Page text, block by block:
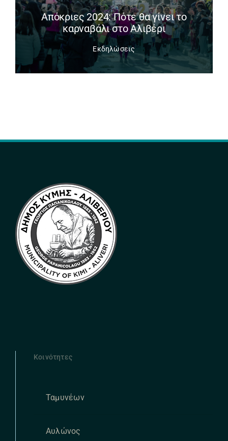
Απόκριες 2024: Πότε θα γίνει το
καρναβάλι στο Αλιβέρι
Εκδηλώσεις
Κοινότητες
Ταμυνέων
Αυλώνος